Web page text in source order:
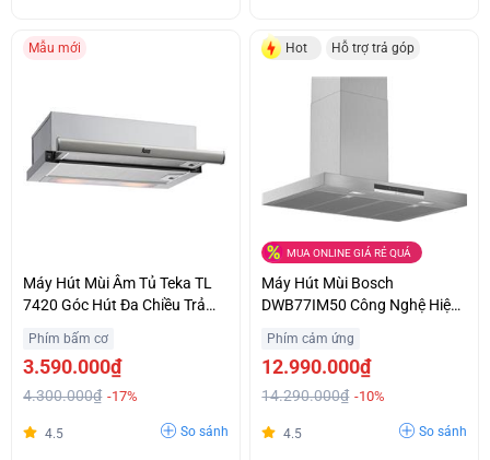
Mẫu mới
Máy Hút Mùi Âm Tủ Teka TL
7420 Góc Hút Đa Chiều Trả
Phím bấm cơ
3.590.000₫
4.300.000₫ -17%
4.5 So sánh
Hot Hỗ trợ trả góp
MUA ONLINE GIÁ RẺ QUÁ
Máy Hút Mùi Bosch
DWB77IM50 Công Nghệ Hiện
Phím cảm ứng
12.990.000₫
14.290.000₫ -10%
4.5 So sánh